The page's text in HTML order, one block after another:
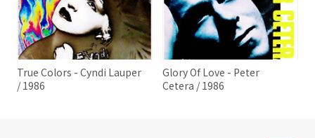
True Colors - Cyndi Lauper
/ 1986
Glory Of Love - Peter
Cetera / 1986